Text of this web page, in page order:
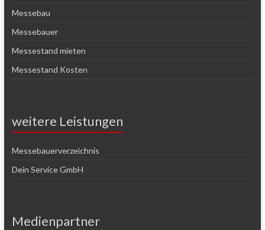
Messebau
Messebauer
Messestand mieten
Messestand Kosten
weitere Leistungen
Messebauerverzeichnis
Dein Service GmbH
Medienpartner